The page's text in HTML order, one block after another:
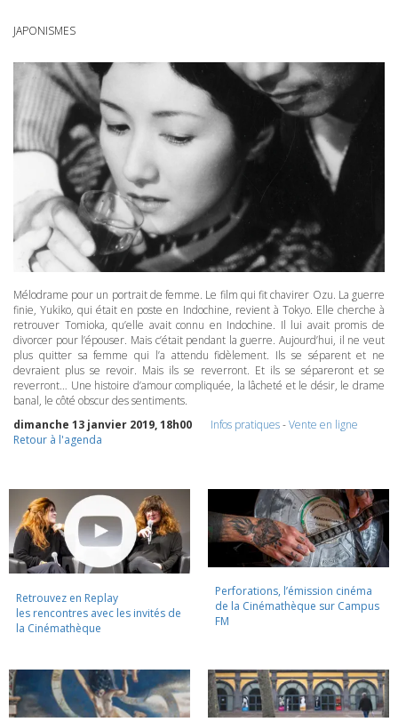
JAPONISMES
Mélodrame pour un portrait de femme. Le film qui fit chavirer Ozu. La guerre
finie, Yukiko, qui était en poste en Indochine, revient à Tokyo. Elle cherche à
retrouver Tomioka, qu’elle avait connu en Indochine. Il lui avait promis de
divorcer pour l’épouser. Mais c’était pendant la guerre. Aujourd’hui, il ne veut
plus quitter sa femme qui l’a attendu fidèlement. Ils se séparent et ne
devraient plus se revoir. Mais ils se reverront. Et ils se sépareront et se
reverront… Une histoire d’amour compliquée, la lâcheté et le désir, le drame
banal, le côté obscur des sentiments.
dimanche 13 janvier 2019, 18h00
Infos pratiques-Vente en ligne
Retour à l'agenda
Retrouvez en Replay
les rencontres avec les invités de
la Cinémathèque
Perforations, l’émission cinéma
de la Cinémathèque sur Campus
FM